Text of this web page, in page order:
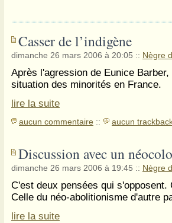
Casser de l’indigène
dimanche 26 mars 2006 à 20:05 :: Nègre
Après l'agression de Eunice
situation des minorités en France.
lire la suite
aucun commentaire :: aucun
Discussion avec un
dimanche 26 mars 2006 à 19:45 :: Nègre
C'est deux pensées qui
Celle du néo-abolitionisme d'autre
lire la suite